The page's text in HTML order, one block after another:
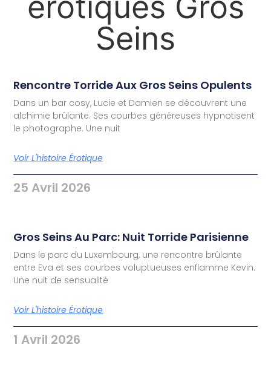
Seins
Rencontre Torride Aux Gros Seins Opulents
Dans un bar cosy, Lucie et Damien se découvrent une
alchimie brûlante. Ses courbes généreuses hypnotisent
le photographe. Une nuit
Voir L'histoire Érotique
25 Avril 2026
Gros Seins Au Parc: Nuit Torride Parisienne
Dans le parc du Luxembourg, une rencontre brûlante
entre Eva et ses courbes voluptueuses enflamme Kevin.
Une nuit de sensualité
Voir L'histoire Érotique
1 Avril 2026